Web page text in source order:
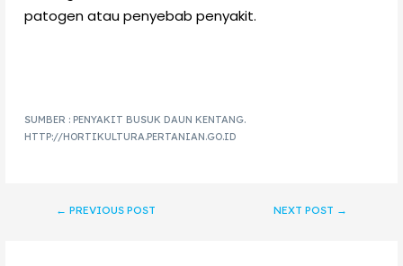
patogen atau penyebab penyakit.
SUMBER : PENYAKIT BUSUK DAUN KENTANG.
HTTP://HORTIKULTURA.PERTANIAN.GO.ID
← PREVIOUS POST NEXT POST →